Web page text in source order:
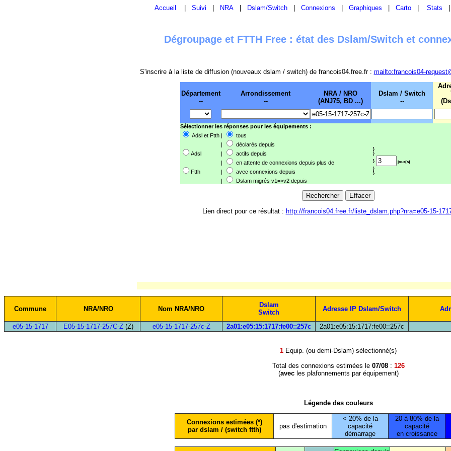
Accueil Suivi NRA Dslam/Switch Connexions Graphiques Carto Stats
Dégroupage et FTTH Free : état des Dslam/Switch et
S'inscrire à la liste de diffusion (nouveaux dslam / switch) de francois04.free.fr : mailto:francois04-
Département
--
Arrondissement
--
NRA / NRO
(ANJ75, BD ...)
Dslam / Switch
--
Sélectionner les réponses pour les équipements :
Adsl et Ftth |
tous
|
déclarés depuis
}
}
}
jour(s)
}
}
Adsl |
actifs depuis
|
en attente de connexions depuis plus de
Ftth
|
avec connexions depuis
|
Dslam migrés v1=>v2 depuis
Lien direct pour ce résultat : http://francois04.free.fr/liste_dslam.php?nra=e05-15-
Commune NRA/NRO Nom NRA/NRO
Dslam
Switch
Adresse IP Dslam/Switch
e05-15-1717
E05-15-1717-257C-Z(Z) e05-15-1717-257c-Z 2a01:e05:15:1717:fe00::257c 2a01:e05:15:1717:fe00::257c
1 Equip. (ou demi-Dslam) sélectionné(s)
Total des connexions estimées le 07/08: 126
(avecles plafonnements par équipement)
Légende des couleurs
Connexions estimées (*)
par dslam / (switch ftth)
pas d'estimation
< 20% de la
capacité
démarrage
20 à 80% de la
capacité
en croissance